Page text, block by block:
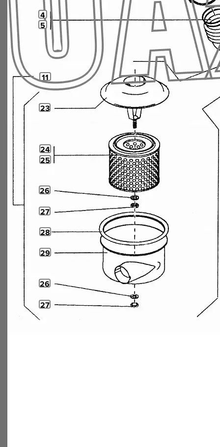
4
5
11
23
24
25
26
26
27
27
28
29